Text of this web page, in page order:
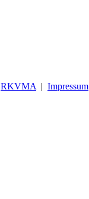
RKVMA| Impressum